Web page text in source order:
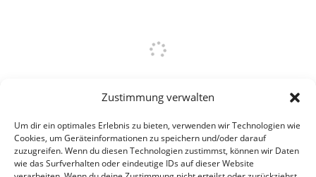
Zustimmung verwalten
Um dir ein optimales Erlebnis zu bieten, verwenden wir Technologien wie
Cookies, um Geräteinformationen zu speichern und/oder darauf
zuzugreifen. Wenn du diesen Technologien zustimmst, können wir Daten
wie das Surfverhalten oder eindeutige IDs auf dieser Website